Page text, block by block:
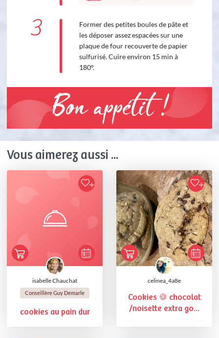
3
Former des petites boules de pâte et
les déposer assez espacées sur une
plaque de four recouverte de papier
sulfurisé. Cuire environ 15 min à
180°.
Bon appétit !
Vous aimerez aussi ...
isabelle Chauchat
Conseillère Guy Demarle
cookies au pain dur
celinea_4a8e
Cookies 🍪 chocolat
/noisette extra go...